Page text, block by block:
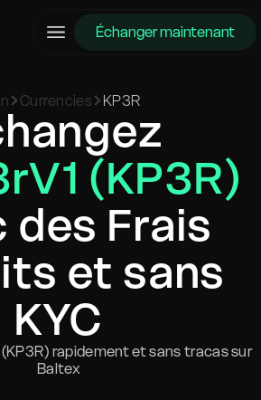
Échanger maintenant
Currencies KP3R
(KP3R)
des Frais
et sans
KYC
rapidement et sans tracas sur
Baltex